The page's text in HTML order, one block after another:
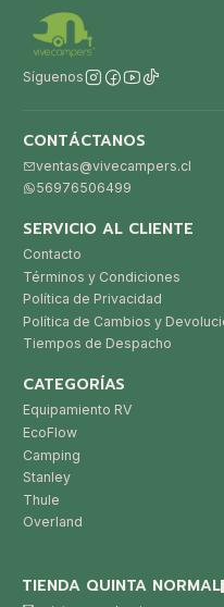
Síguenos
CONTÁCTANOS
ventas@vivecampers.cl
56976506499
SERVICIO AL CLIENTE
Contacto
Términos y Condiciones
Política de Privacidad
Política de Cambios y
Tiempos de Despacho
CATEGORÍAS
Equipamiento RV
EcoFlow
Camping
Stanley
Thule
Overland
TIENDA QUINTA NORMAL